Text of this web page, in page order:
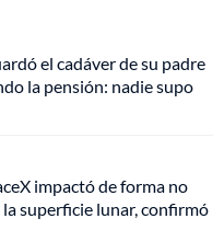
el cadáver de su padre
la pensión: nadie supo
impactó de forma no
superficie lunar, confirmó